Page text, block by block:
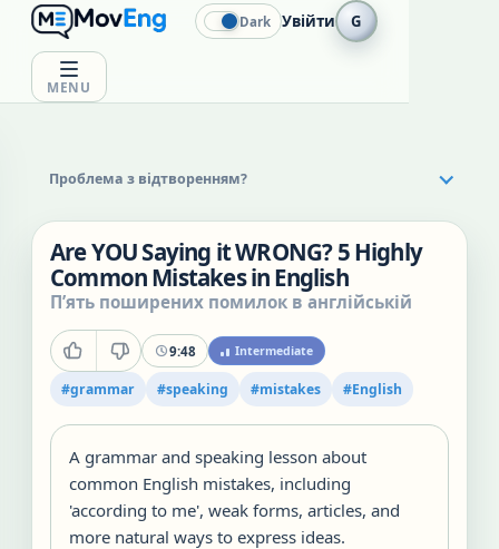
MENU
Dark Увійти G
Проблема з відтворенням?
Are YOU Saying it WRONG? 5 Highly
Common Mistakes in English
П’ять поширених помилок в англійській
9:48 Intermediate
#grammar #speaking #mistakes #English
A grammar and speaking lesson about
common English mistakes, including
'according to me', weak forms, articles, and
more natural ways to express ideas.